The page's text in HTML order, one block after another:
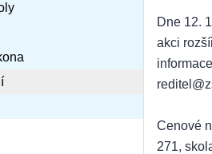
Dne 12.
akci
Cenové
271,